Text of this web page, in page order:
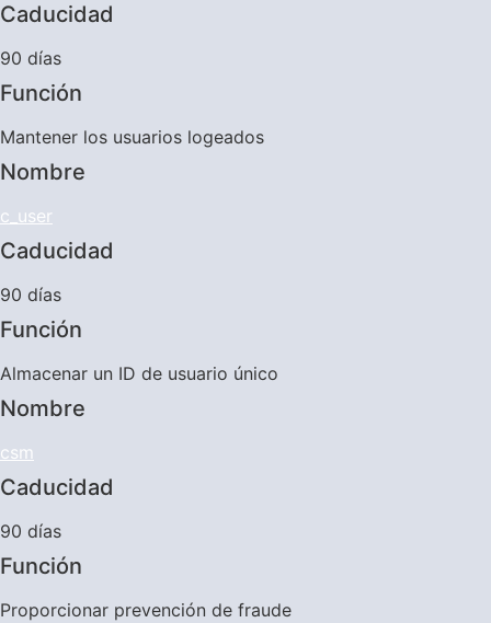
Caducidad
90 días
Función
Mantener los usuarios logeados
Nombre
c_user
Caducidad
90 días
Función
Almacenar un ID de usuario único
Nombre
csm
Caducidad
90 días
Función
Proporcionar prevención de fraude